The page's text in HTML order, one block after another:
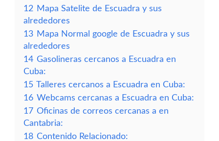
12 Mapa Satelite de Escuadra y sus
alrededores
13 Mapa Normal google de Escuadra y sus
alrededores
14 Gasolineras cercanos a Escuadra en
Cuba:
15 Talleres cercanos a Escuadra en Cuba:
16 Webcams cercanas a Escuadra en Cuba:
17 Oficinas de correos cercanas a en
Cantabria:
18 Contenido Relacionado: